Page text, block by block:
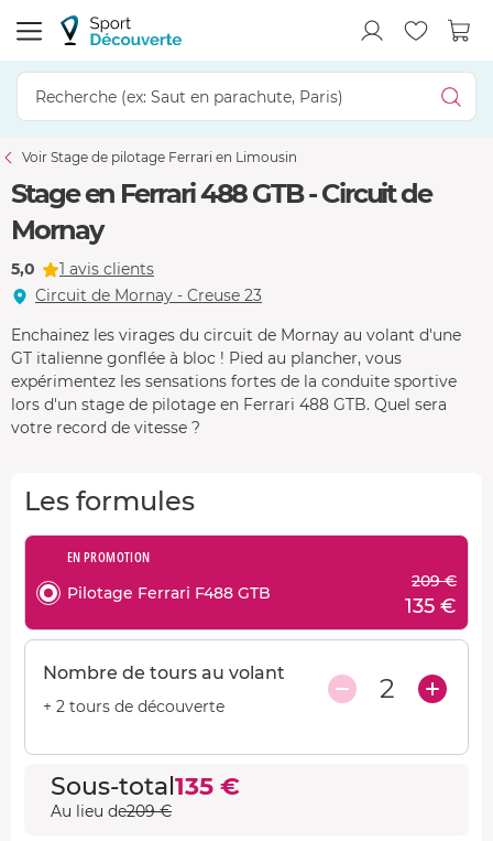
Voir Stage de pilotage Ferrari en Limousin
Stage en Ferrari 488 GTB - Circuit de
Mornay
5,0
1 avis clients
Circuit de Mornay - Creuse 23
Enchainez les virages du circuit de Mornay au volant d'une
GT italienne gonflée à bloc ! Pied au plancher, vous
expérimentez les sensations fortes de la conduite sportive
lors d'un stage de pilotage en Ferrari 488 GTB. Quel sera
votre record de vitesse ?
Les formules
EN PROMOTION
Pilotage Ferrari F488 GTB
209 €
135 €
Nombre de tours au volant
+ 2 tours de découverte
2
Sous-total135 €
Au lieu de209 €